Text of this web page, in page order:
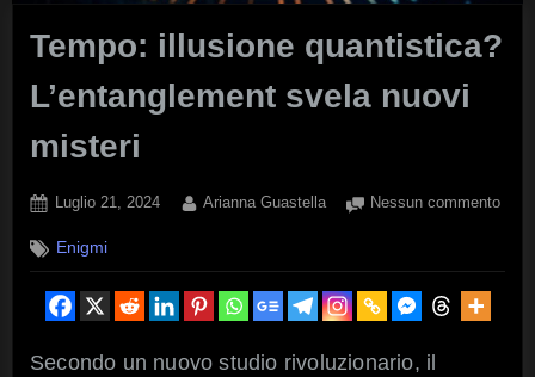
Tempo: illusione quantistica?
L’entanglement svela nuovi
misteri
Posted
Luglio 21, 2024 By
Arianna Guastella Nessun commentosu
Enigmi
Secondo un nuovo studio rivoluzionario, il